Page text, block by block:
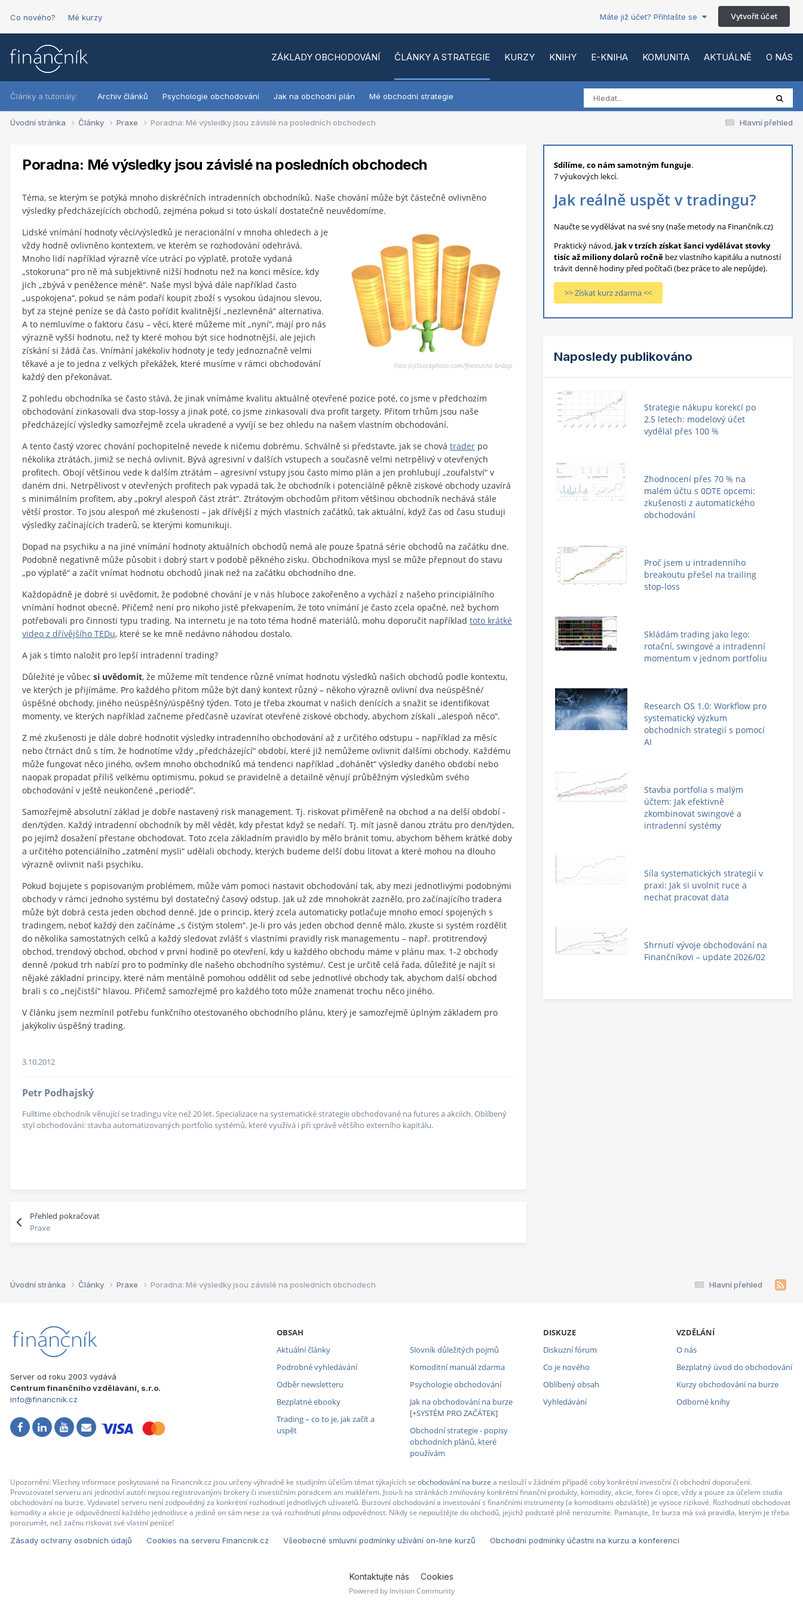
Co nového? Mé kurzy Máte již účet? Přihlašte se Vytvořit účet
ZÁKLADY OBCHODOVÁNÍ ČLÁNKY A STRATEGIE KURZY KNIHY E-KNIHA KOMUNITA AKTUÁLNĚ O NÁS
Články a tutoriály: Archiv článků Psychologie obchodování Jak na obchodní plán Mé obchodní strategie
Hlavní přehled
Úvodní stránka Články Praxe Poradna: Mé výsledky jsou závislé na posledních obchodech
Poradna: Mé výsledky jsou závislé na posledních obchodech
Téma, se kterým se potýká mnoho diskréčních intradenních obchodníků. Naše chování může být částečně ovlivněno
výsledky předcházejících obchodů, zejména pokud si toto úskalí dostatečně neuvědomíme.
Foto (c)iStockphoto.com/frentusha &nbsp
Lidské vnímání hodnoty věcí/výsledků je neracionální v mnoha ohledech a je
vždy hodně ovlivněno kontextem, ve kterém se rozhodování odehrává.
Mnoho lidí například výrazně více utrácí po výplatě, protože vydaná
„stokoruna“ pro ně má subjektivně nižší hodnotu než na konci měsíce, kdy
jich „zbývá v peněžence méně“. Naše mysl bývá dále například často
„uspokojena“, pokud se nám podaří koupit zboží s vysokou údajnou slevou,
byť za stejné peníze se dá často pořídit kvalitnější „nezlevněná“ alternativa.
A to nemluvíme o faktoru času – věci, které můžeme mít „nyní“, mají pro nás
výrazně vyšší hodnotu, než ty které mohou být sice hodnotnější, ale jejich
získání si žádá čas. Vnímání jakékoliv hodnoty je tedy jednoznačně velmi
těkavé a je to jedna z velkých překážek, které musíme v rámci obchodování
každý den překonávat.
Z pohledu obchodníka se často stává, že jinak vnímáme kvalitu aktuálně otevřené pozice poté, co jsme v předchozím
obchodování zinkasovali dva stop-lossy a jinak poté, co jsme zinkasovali dva profit targety. Přitom trhům jsou naše
předcházející výsledky samozřejmě zcela ukradené a vyvíjí se bez ohledu na našem vlastním obchodování.
A tento častý vzorec chování pochopitelně nevede k ničemu dobrému. Schválně si představte, jak se chová trader po
několika ztrátách, jimiž se nechá ovlivnit. Bývá agresivní v dalších vstupech a současně velmi netrpělivý v otevřených
profitech. Obojí většinou vede k dalším ztrátám – agresivní vstupy jsou často mimo plán a jen prohlubují „zoufalství“ v
daném dni. Netrpělivost v otevřených profitech pak vypadá tak, že obchodník i potenciálně pěkně ziskové obchody uzavírá
s minimálním profitem, aby „pokryl alespoň část ztrát“. Ztrátovým obchodům přitom většinou obchodník nechává stále
větší prostor. To jsou alespoň mé zkušenosti – jak dřívější z mých vlastních začátků, tak aktuální, když čas od času studuji
výsledky začínajících traderů, se kterými komunikuji.
Dopad na psychiku a na jiné vnímání hodnoty aktuálních obchodů nemá ale pouze špatná série obchodů na začátku dne.
Podobně negativně může působit i dobrý start v podobě pěkného zisku. Obchodníkova mysl se může přepnout do stavu
„po výplatě“ a začít vnímat hodnotu obchodů jinak než na začátku obchodního dne.
Každopádně je dobré si uvědomit, že podobné chování je v nás hluboce zakořeněno a vychází z našeho principiálního
vnímání hodnot obecně. Přičemž není pro nikoho jistě překvapením, že toto vnímání je často zcela opačné, než bychom
potřebovali pro činnosti typu trading. Na internetu je na toto téma hodně materiálů, mohu doporučit například toto krátké
video z dřívějšího TEDu, které se ke mně nedávno náhodou dostalo.
A jak s tímto naložit pro lepší intradenní trading?
Důležité je vůbec si uvědomit, že můžeme mít tendence různě vnímat hodnotu výsledků našich obchodů podle kontextu,
ve kterých je přijímáme. Pro každého přitom může být daný kontext různý – někoho výrazně ovlivní dva neúspěšné/
úspěšné obchody, jiného neúspěšný/úspěšný týden. Toto je třeba zkoumat v našich denících a snažit se identifikovat
momenty, ve kterých například začneme předčasně uzavírat otevřené ziskové obchody, abychom získali „alespoň něco“.
Z mé zkušenosti je dále dobré hodnotit výsledky intradenního obchodování až z určitého odstupu – například za měsíc
nebo čtrnáct dnů s tím, že hodnotíme vždy „předcházející“ období, které již nemůžeme ovlivnit dalšími obchody. Každému
může fungovat něco jiného, ovšem mnoho obchodníků má tendenci například „dohánět“ výsledky daného období nebo
naopak propadat příliš velkému optimismu, pokud se pravidelně a detailně věnují průběžným výsledkům svého
obchodování v ještě neukončené „periodě“.
Samozřejmě absolutní základ je dobře nastavený risk management. Tj. riskovat přiměřeně na obchod a na delší období -
den/týden. Každý intradenní obchodník by měl vědět, kdy přestat když se nedaří. Tj. mít jasně danou ztrátu pro den/týden,
po jejímž dosažení přestane obchodovat. Toto zcela základním pravidlo by mělo bránit tomu, abychom během krátké doby
a určitého potenciálního „zatmění mysli“ udělali obchody, kterých budeme delší dobu litovat a které mohou na dlouho
výrazně ovlivnit naši psychiku.
Pokud bojujete s popisovaným problémem, může vám pomoci nastavit obchodování tak, aby mezi jednotlivými podobnými
obchody v rámci jednoho systému byl dostatečný časový odstup. Jak už zde mnohokrát zaznělo, pro začínajícího tradera
může být dobrá cesta jeden obchod denně. Jde o princip, který zcela automaticky potlačuje mnoho emocí spojených s
tradingem, neboť každý den začínáme „s čistým stolem“. Je-li pro vás jeden obchod denně málo, zkuste si systém rozdělit
do několika samostatných celků a každý sledovat zvlášť s vlastními pravidly risk managementu – např. protitrendový
obchod, trendový obchod, obchod v první hodině po otevření, kdy u každého obchodu máme v plánu max. 1-2 obchody
denně /pokud trh nabízí pro to podmínky dle našeho obchodního systému/. Cest je určitě celá řada, důležité je najít si
nějaké základní principy, které nám mentálně pomohou oddělit od sebe jednotlivé obchody tak, abychom další obchod
brali s co „nejčistší“ hlavou. Přičemž samozřejmě pro každého toto může znamenat trochu něco jiného.
V článku jsem nezmínil potřebu funkčního otestovaného obchodního plánu, který je samozřejmě úplným základem pro
jakýkoliv úspěšný trading.
3.10.2012
Petr Podhajský
Fulltime obchodník věnující se tradingu více než 20 let. Specializace na systematické strategie obchodované na futures a akciích. Oblíbený
styl obchodování: stavba automatizovaných portfolio systémů, které využívá i při správě většího externího kapitálu.
Přehled pokračovat
Praxe
Sdílíme, co nám samotným funguje.
7 výukových lekcí.
Jak reálně uspět v tradingu?
Naučte se vydělávat na své sny (naše metody na Finančník.cz)
Praktický návod, jak v trzích získat šanci vydělávat stovky
tisíc až miliony dolarů ročněbez vlastního kapitálu a nutností
trávit denně hodiny před počítači (bez práce to ale nepůjde).
>> Získat kurz zdarma <<
Naposledy publikováno
Strategie nákupu korekcí po
2,5 letech: modelový účet
vydělal přes 100 %
Zhodnocení přes 70 % na
malém účtu s 0DTE opcemi:
zkušenosti z automatického
obchodování
Proč jsem u intradenního
breakoutu přešel na trailing
stop-loss
Skládám trading jako lego:
rotační, swingové a intradenní
momentum v jednom portfoliu
Research OS 1.0: Workflow pro
systematický výzkum
obchodních strategií s pomocí
AI
Stavba portfolia s malým
účtem: Jak efektivně
zkombinovat swingové a
intradenní systémy
Síla systematických strategií v
praxi: Jak si uvolnit ruce a
nechat pracovat data
Shrnutí vývoje obchodování na
Finančníkovi – update 2026/02
Hlavní přehled
Úvodní stránka Články Praxe Poradna: Mé výsledky jsou závislé na posledních obchodech
Server od roku 2003 vydává
Centrum finančního vzdělávání, s.r.o.
info@financnik.cz
OBSAH
Aktuální články
Podrobné vyhledávání
Odběr newsletteru
Bezplatné ebooky
Trading – co to je, jak začít a
uspět
Slovník důležitých pojmů
Komoditní manuál zdarma
Psychologie obchodování
Jak na obchodování na burze
[+SYSTÉM PRO ZAČÁTEK]
Obchodní strategie - popisy
obchodních plánů, které
používám
DISKUZE
Diskuzní fórum
Co je nového
Oblíbený obsah
Vyhledávání
VZDĚLÁNÍ
O nás
Bezplatný úvod do obchodování
Kurzy obchodování na burze
Odborné knihy
Upozornění: Všechny informace poskytované na Financnik.cz jsou určeny výhradně ke studijním účelům témat týkajících se obchodování na burze a neslouží v žádném případě coby konkrétní investiční či obchodní doporučení.
Provozovatel serveru ani jednotliví autoři nejsou registrovanými brokery či investičním poradcem ani makléřem. Jsou-li na stránkách zmiňovány konkrétní finanční produkty, komodity, akcie, forex či opce, vždy a pouze za účelem studia
obchodování na burze. Vydavatel serveru není zodpovědný za konkrétní rozhodnutí jednotlivých uživatelů. Burzovní obchodování a investování s finančními instrumenty (a komoditami obzvláště) je vysoce rizikové. Rozhodnutí obchodovat
komodity a akcie je odpovědností každého jednotlivce a jedině on sám nese za svá rozhodnutí plnou odpovědnost. Nikdy se nepouštějte do obchodů, jejichž podstatě plně nerozumíte. Pamatujte, že burza má svá pravidla, kterým je třeba
porozumět, než začnu riskovat své vlastní peníze!
Zásady ochrany osobních údajů Cookies na serveru Financnik.cz Všeobecné smluvní podmínky užívání on-line kurzů Obchodní podmínky účastni na kurzu a konferenci
Kontaktujte nás
Cookies
Powered by Invision Community